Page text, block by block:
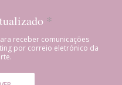
*
receber comunicações
por correio eletrónico da